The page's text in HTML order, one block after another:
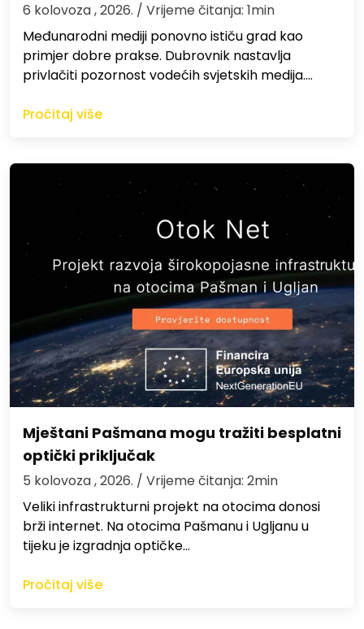
6 kolovoza , 2026. / Vrijeme čitanja: 1min
Međunarodni mediji ponovno ističu grad kao
primjer dobre prakse. Dubrovnik nastavlja
privlačiti pozornost vodećih svjetskih medija.…
Pročitaj više
Mještani Pašmana mogu tražiti besplatni
optički priključak
5 kolovoza , 2026. / Vrijeme čitanja: 2min
Veliki infrastrukturni projekt na otocima donosi
brži internet. Na otocima Pašmanu i Ugljanu u
tijeku je izgradnja optičke…
Pročitaj više